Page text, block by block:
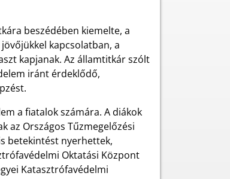
beszédében kiemelte, a
kapcsolatban, a
kapjanak. Az államtitkár szólt
iránt érdeklődő,
a fiatalok számára. A diákok
az Országos Tűzmegelőzési
betekintést nyerhettek,
Oktatási Központ
Katasztrófavédelmi